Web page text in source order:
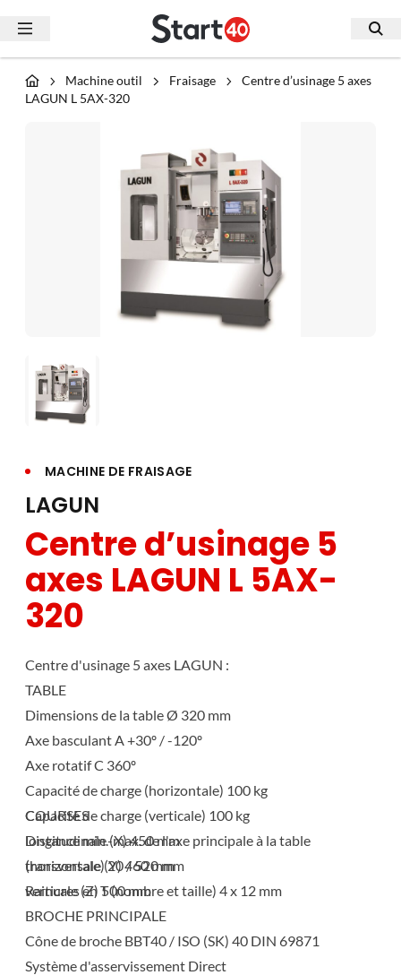
Machine outil Fraisage
Centre d’usinage 5 axes
LAGUN L 5AX-320
MACHINE DE FRAISAGE
LAGUN
Centre d’usinage 5
axes LAGUN L 5AX-
320
Centre d'usinage 5 axes LAGUN :
TABLE
Dimensions de la table Ø 320 mm
Axe basculant A +30º / -120º
Axe rotatif C 360º
Capacité de charge (horizontale) 100 kg
Capacité de charge (verticale) 100 kg
Distance min.-max. de l'axe principale à la table
(horizontale) 20 / 520 mm
Rainures en T (nombre et taille) 4 x 12 mm
COURSES
longitudinale (X) 450 mm
transversale (Y) 460 mm
verticale (Z) 500 mm
BROCHE PRINCIPALE
Cône de broche BBT40 / ISO (SK) 40 DIN 69871
Système d'asservissement Direct